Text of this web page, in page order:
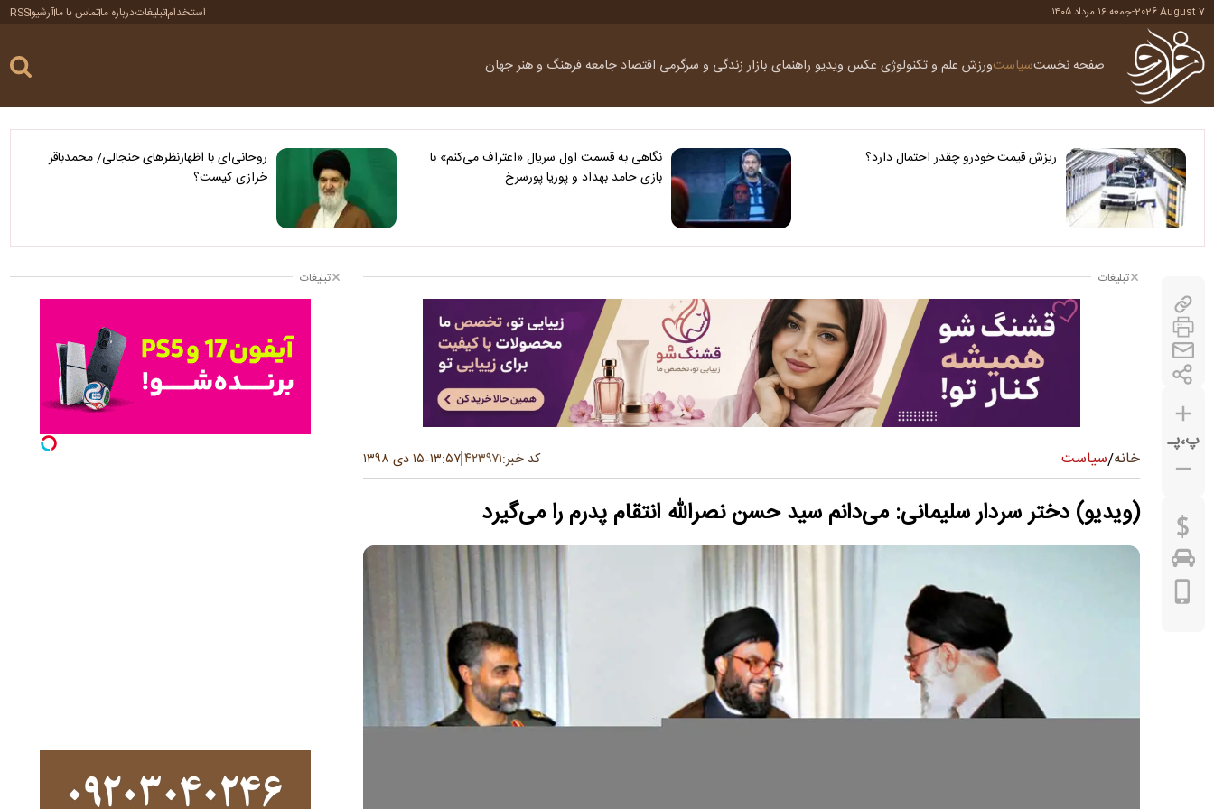
2026 August 7
-جمعه ۱۶ مرداد ۱۴۰۵ استخدامتبلیغاتدرباره ماتماس با ماآرشیوRSS
صفحه نخستسیاستورزش علم و تکنولوژی عکس ویدیو راهنمای بازارزندگی و سرگرمی اقتصاد جامعهفرهنگ و هنرجهان
ریزش قیمت خودرو چقدر احتمال دارد؟
نگاهی به قسمت اول سریال «اعتراف می‌کنم» با
بازی حامد بهداد و پوریا پورسرخ
روحانی‌ای با اظهارنظرهای جنجالی/ محمدباقر
خرازی کیست؟
پ،پـ
تبلیغات
خانه/سیاست کد خبر:۴۲۳۹۷۱۱۳:۵۷-۱۵ دی ۱۳۹۸
(ویدیو) دختر سردار سلیمانی:‌ می‌دانم سید حسن نصرالله انتقام پدرم را می‌گیرد
تبلیغات